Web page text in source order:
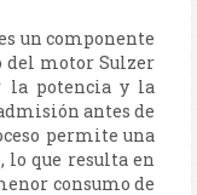
un componente
motor Sulzer
la potencia y la
antes de
permite una
que resulta en
consumo de